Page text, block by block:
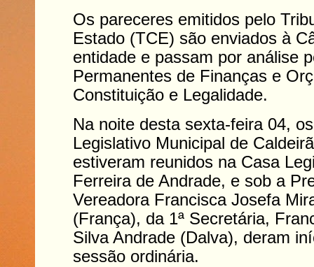
Os pareceres emitidos pelo
Estado (TCE) são enviados à
entidade e passam por análise
Permanentes de Finanças e
Constituição e Legalidade.
Na noite desta sexta-feira 04,
Legislativo Municipal de
estiveram reunidos na Casa
Ferreira de Andrade, e sob a
Vereadora Francisca Josefa
(França), da 1ª Secretária,
Silva Andrade (Dalva), deram
sessão ordinária.